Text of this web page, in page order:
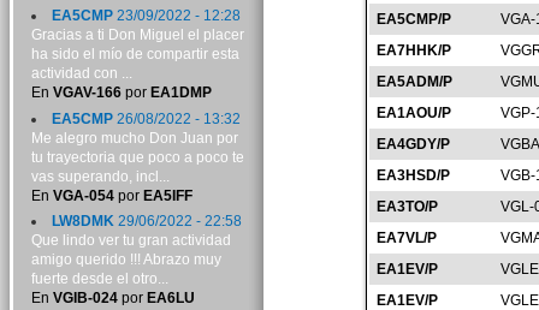
EA5CMP/P
EA7HHK/P
EA5ADM/P
EA1AOU/P
EA4GDY/P
EA3HSD/P
EA3TO/P
VGL-
EA7VL/P
EA1EV/P
EA1EV/P
EA5CMP23/09/2022 - 12:28
Gracias a ti Don Miguel el placer
ha sido el mío de compartir esta
actividad con ...
En VGAV-166por EA1DMP
EA5CMP26/08/2022 - 13:32
Me alegro mucho Don Juan por
tu trayectoria que poco a poco te
vas superando, incl...
En VGA-054por EA5IFF
LW8DMK29/06/2022 - 22:58
Que lindo ver tu gran actividad
amigo querido !!! Abrazo muy
fuerte desde el otro...
En VGIB-024por EA6LU